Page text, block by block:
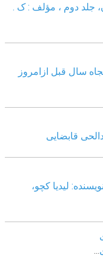
جلد دوم ، مؤلف : ک .
سال قبل ازامروز
قابضايی
لیدیا کچو،